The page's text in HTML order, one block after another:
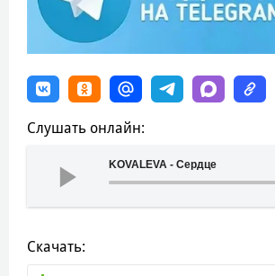
Слушать онлайн:
KOVALEVA - Сердце
Скачать: